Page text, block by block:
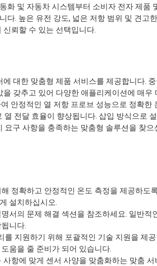
화 및 자동차 시스템부터 소비자 전자 제품
다. 높은 유전 강도, 넓은 저항 범위 및 견고
뢰할 수 있는 선택입니다.
대한 맞춤형 제품 서비스를 제공합니다.
갖추고 있어 다양한 애플리케이션에 매우
안정적인 열 저항 프로브 성능으로 정확한
열 전달 효율이 향상됩니다. 삽입 방식으로
구 사항을 충족하는 맞춤형 솔루션을 찾으
정확하고 안정적인 온도 측정을 제공하도
설치하십시오.
서의 문제 해결 섹션을 참조하세요. 일반적
니다.
지원하기 위해 포괄적인 기술 지원을 제
움을 줄 준비가 되어 있습니다.
항에 맞게 센서 사양을 맞춤화하는 맞춤